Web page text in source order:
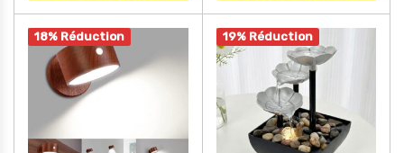
18% Réduction 19% Réduction